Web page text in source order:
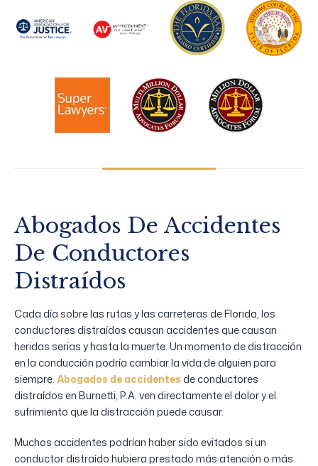
Abogados De Accidentes
De Conductores
Distraídos
Cada día sobre las rutas y las carreteras de Florida, los
conductores distraídos causan accidentes que causan
heridas serias y hasta la muerte. Un momento de distracción
en la conducción podría cambiar la vida de alguien para
siempre. Abogados de accidentes de conductores
distraídos en Burnetti, P.A. ven directamente el dolor y el
sufrimiento que la distracción puede causar.
Muchos accidentes podrían haber sido evitados si un
conductor distraído hubiera prestado más atención o más